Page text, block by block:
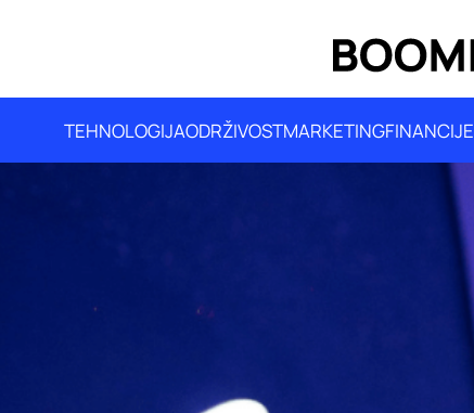
TEHNOLOGIJAODRŽIVOSTMARKETINGFINANCIJE